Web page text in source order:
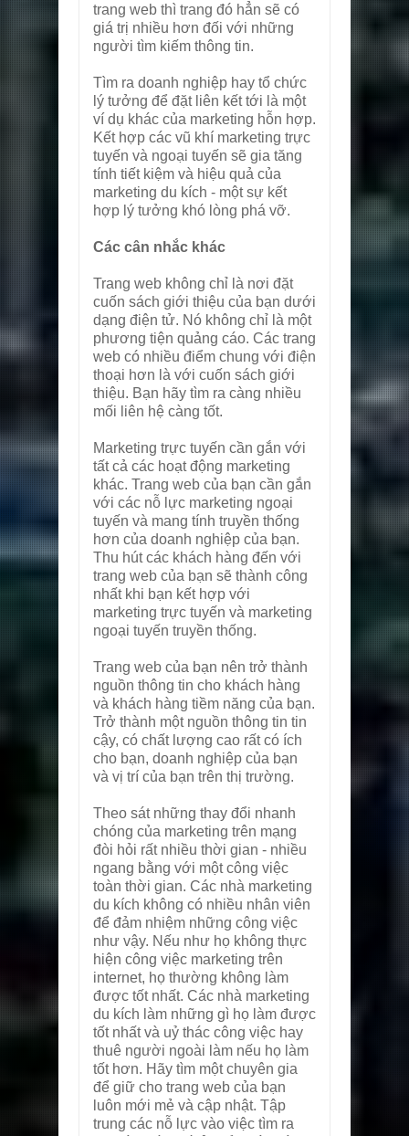
trang web thì trang đó hẳn sẽ có
giá trị nhiều hơn đối với những
người tìm kiếm thông tin.
Tìm ra doanh nghiệp hay tổ chức
lý tưởng để đặt liên kết tới là một
ví dụ khác của marketing hỗn hợp.
Kết hợp các vũ khí marketing trực
tuyến và ngoại tuyến sẽ gia tăng
tính tiết kiệm và hiệu quả của
marketing du kích - một sự kết
hợp lý tưởng khó lòng phá vỡ.
Các cân nhắc khác
Trang web không chỉ là nơi đặt
cuốn sách giới thiệu của bạn dưới
dạng điện tử. Nó không chỉ là một
phương tiện quảng cáo. Các trang
web có nhiều điểm chung với điện
thoại hơn là với cuốn sách giới
thiệu. Bạn hãy tìm ra càng nhiều
mối liên hệ càng tốt.
Marketing trực tuyến cần gắn với
tất cả các hoạt động marketing
khác. Trang web của bạn cần gắn
với các nỗ lực marketing ngoại
tuyến và mang tính truyền thống
hơn của doanh nghiệp của bạn.
Thu hút các khách hàng đến với
trang web của bạn sẽ thành công
nhất khi bạn kết hợp với
marketing trực tuyến và marketing
ngoại tuyến truyền thống.
Trang web của bạn nên trở thành
nguồn thông tin cho khách hàng
và khách hàng tiềm năng của bạn.
Trở thành một nguồn thông tin tin
cậy, có chất lượng cao rất có ích
cho bạn, doanh nghiệp của bạn
và vị trí của bạn trên thị trường.
Theo sát những thay đổi nhanh
chóng của marketing trên mạng
đòi hỏi rất nhiều thời gian - nhiều
ngang bằng với một công việc
toàn thời gian. Các nhà marketing
du kích không có nhiều nhân viên
để đảm nhiệm những công việc
như vậy. Nếu như họ không thực
hiện công việc marketing trên
internet, họ thường không làm
được tốt nhất. Các nhà marketing
du kích làm những gì họ làm được
tốt nhất và uỷ thác công việc hay
thuê người ngoài làm nếu họ làm
tốt hơn. Hãy tìm một chuyên gia
để giữ cho trang web của bạn
luôn mới mẻ và cập nhật. Tập
trung các nỗ lực vào việc tìm ra